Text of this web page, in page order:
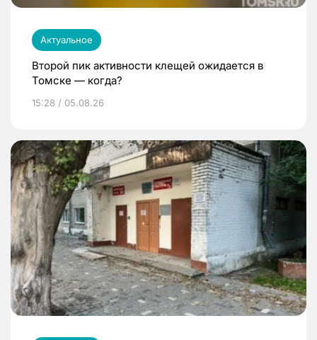
Актуальное
Второй пик активности клещей ожидается в
Томске — когда?
15:28 / 05.08.26